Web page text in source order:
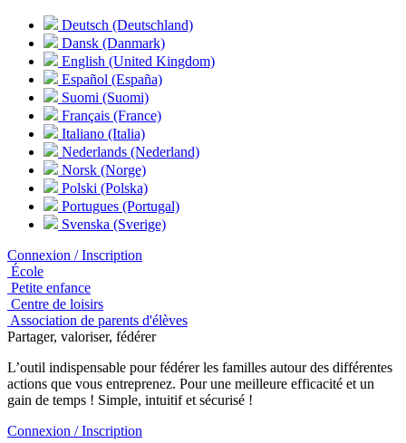
Deutsch (Deutschland)
Dansk (Danmark)
English (United Kingdom)
Español (España)
Suomi (Suomi)
Français (France)
Italiano (Italia)
Nederlands (Nederland)
Norsk (Norge)
Polski (Polska)
Portugues (Portugal)
Svenska (Sverige)
Connexion / Inscription
École
Petite enfance
Centre de loisirs
Association de parents d'élèves
Partager, valoriser, fédérer
L’outil indispensable pour fédérer les familles autour des différentes
actions que vous entreprenez. Pour une meilleure efficacité et un
gain de temps ! Simple, intuitif et sécurisé !
Connexion / Inscription